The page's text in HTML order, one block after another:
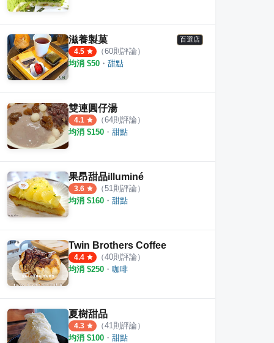
滋養製菓 百選店
4.5 （60則評論）
均消 $50 ・ 甜點
雙連圓仔湯
4.1 （64則評論）
均消 $150 ・ 甜點
果昂甜品illuminé
3.6 （51 則評論）
均消 $160 ・ 甜點
Twin Brothers Coffee
4.4 （40則評論）
均消 $250 ・ 咖啡
夏樹甜品
4.3 （41 則評論）
均消 $100 ・ 甜點